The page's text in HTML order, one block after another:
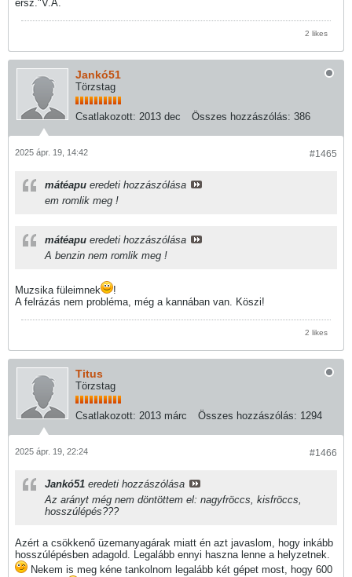
érsz."V.A.
2 likes
Jankó51
Törzstag
Csatlakozott: 2013 dec Összes hozzászólás: 386
#1465
2025 ápr. 19, 14:42
mátéapu eredeti hozzászólása
em romlik meg !
mátéapu eredeti hozzászólása
A benzin nem romlik meg !
Muzsika füleimnek
!
A felrázás nem probléma, még a kannában van. Köszi!
2 likes
Titus
Törzstag
Csatlakozott: 2013 márc Összes hozzászólás: 1294
#1466
2025 ápr. 19, 22:24
Jankó51 eredeti hozzászólása
Az arányt még nem döntöttem el: nagyfröccs, kisfröccs,
hosszúlépés???
Azért a csökkenő üzemanyagárak miatt én azt javaslom, hogy inkább
hosszúlépésben adagold. Legalább ennyi haszna lenne a helyzetnek.
Nekem is meg kéne tankolnom legalább két gépet most, hogy 600